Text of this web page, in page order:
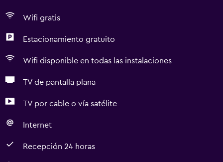
Wifi gratis
Estacionamiento gratuito
Wifi disponible en todas las instalaciones
TV de pantalla plana
TV por cable o vía satélite
Internet
Recepción 24 horas